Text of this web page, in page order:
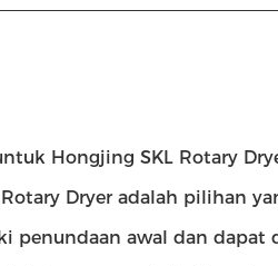
Hongjing SKL Rotary
Dryer adalah pilihan
penundaan awal dan dapat